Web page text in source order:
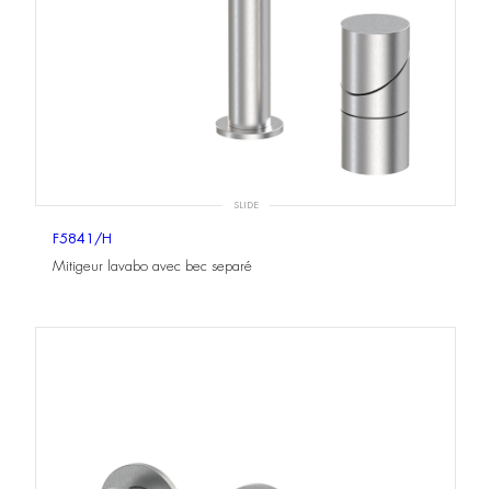
SLIDE
F5841/H
Mitigeur lavabo avec bec separé